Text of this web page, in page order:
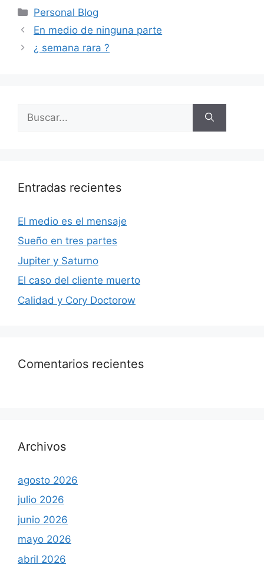
Categorías
Personal Blog
En medio de ninguna parte
¿ semana rara ?
Entradas recientes
El medio es el mensaje
Sueño en tres partes
Jupiter y Saturno
El caso del cliente muerto
Calidad y Cory Doctorow
Comentarios recientes
Archivos
agosto 2026
julio 2026
junio 2026
mayo 2026
abril 2026